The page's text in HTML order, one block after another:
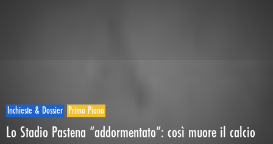
Inchieste & Dossier Primo Piano
Lo Stadio Pastena “addormentato”: così muore il calcio